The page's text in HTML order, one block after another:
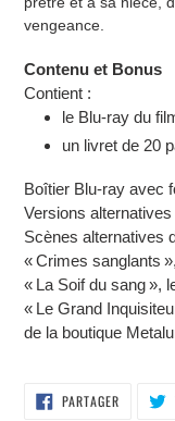
vengeance.
Contenu et Bonus
Contient :
le Blu-ray du
un livret de 20
Boîtier Blu-ray avec
Versions
Scènes alternatives
« Crimes sanglants
« La Soif du sang »,
« Le Grand
de la boutique
PARTAGERPARTAGER
SUR